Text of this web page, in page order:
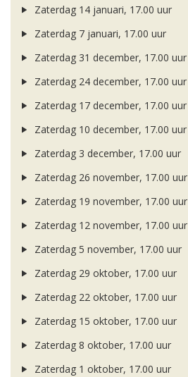
Zaterdag 14 januari, 17.00 uur
Zaterdag 7 januari, 17.00 uur
Zaterdag 31 december, 17.00 uur
Zaterdag 24 december, 17.00 uur
Zaterdag 17 december, 17.00 uur
Zaterdag 10 december, 17.00 uur
Zaterdag 3 december, 17.00 uur
Zaterdag 26 november, 17.00 uur
Zaterdag 19 november, 17.00 uur
Zaterdag 12 november, 17.00 uur
Zaterdag 5 november, 17.00 uur
Zaterdag 29 oktober, 17.00 uur
Zaterdag 22 oktober, 17.00 uur
Zaterdag 15 oktober, 17.00 uur
Zaterdag 8 oktober, 17.00 uur
Zaterdag 1 oktober, 17.00 uur